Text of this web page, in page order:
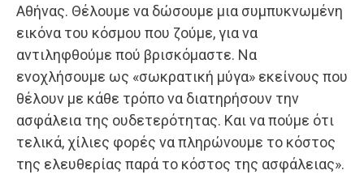
Αθήνας. Θέλουμε να δώσουμε μια συμπυκνωμένη
εικόνα του κόσμου που ζούμε, για να
αντιληφθούμε πού βρισκόμαστε. Να
ενοχλήσουμε ως «σωκρατική μύγα» εκείνους που
θέλουν με κάθε τρόπο να διατηρήσουν την
ασφάλεια της ουδετερότητας. Και να πούμε ότι
τελικά, χίλιες φορές να πληρώνουμε το κόστος
της ελευθερίας παρά το κόστος της ασφάλειας».